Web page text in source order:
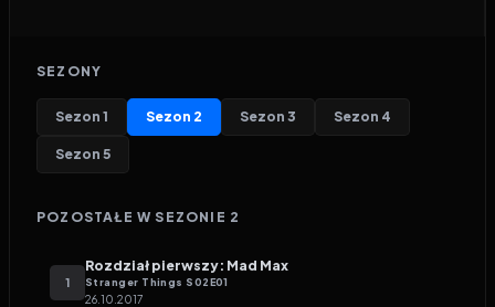
SEZONY
Sezon 1 Sezon 2 Sezon 3 Sezon 4
Sezon 5
POZOSTAŁE W SEZONIE 2
1
Rozdział pierwszy: Mad Max
Stranger Things S02E01
26.10.2017